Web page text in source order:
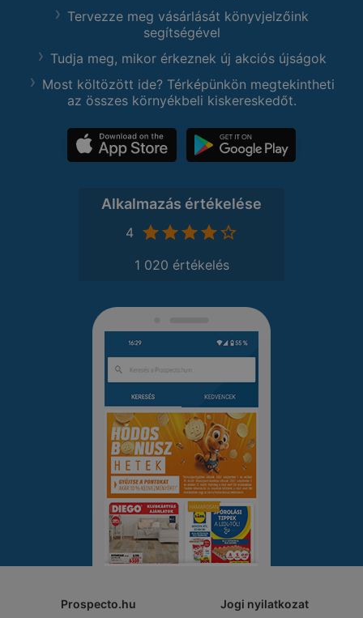
Tervezze meg vásárlását könyvjelzőink
segítségével
Tudja meg, mikor érkeznek új akciós újságok
Most költözött ide? Térképünkön megtekintheti
az összes környékbeli kiskereskedőt.
Alkalmazás értékelése
4
1 020 értékelés
Prospecto.hu Jogi nyilatkozat